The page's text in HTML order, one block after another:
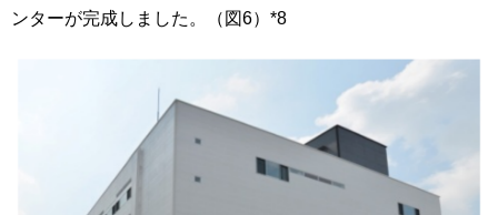
ンターが完成しました。（図6）*8